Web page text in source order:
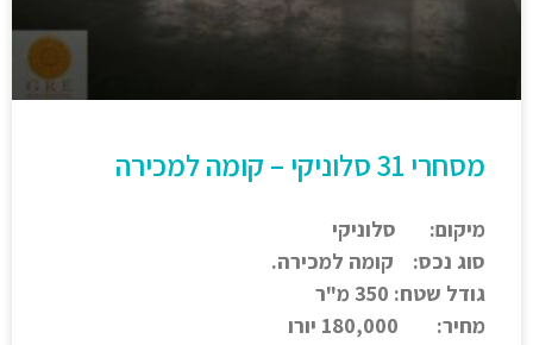
מסחרי 31 סלוניקי – קומה למכירה
מיקום: סלוניקי
סוג נכס: קומה למכירה.
גודל שטח: 350 מ"ר
מחיר: 180,000 יורו